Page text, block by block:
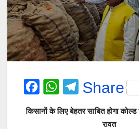
F
a
c
W
h
at
T
e
Share
किसानों के लिए बेहतर साबित होगा
रावत